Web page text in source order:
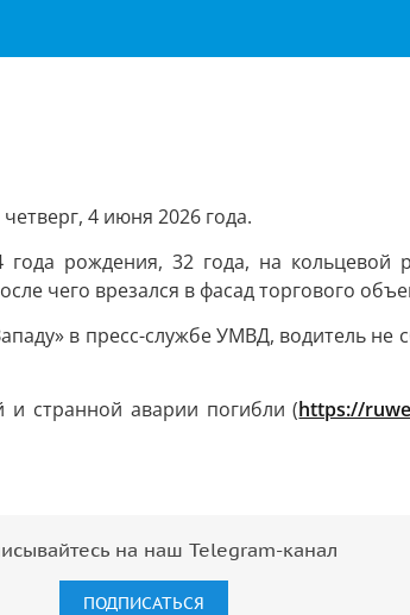
4 июня 2026 года.
рождения, 32 года, на кольцевой
чего врезался в фасад торгового
в пресс-службе УМВД, водитель не
странной аварии погибли (https://
на наш Telegram-канал
ПОДПИСАТЬСЯ